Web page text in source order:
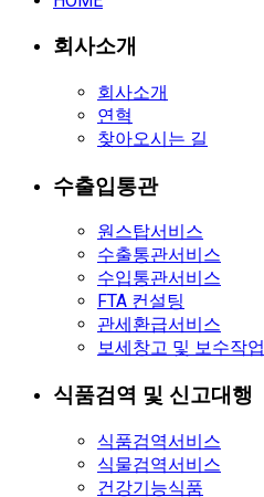
회사소개
회사소개
연혁
찾아오시는 길
수출입통관
원스탑서비스
수출통관서비스
수입통관서비스
FTA 컨설팅
관세환급서비스
보세창고 및 보수작업
식품검역 및 신고대행
식품검역서비스
식물검역서비스
건강기능식품